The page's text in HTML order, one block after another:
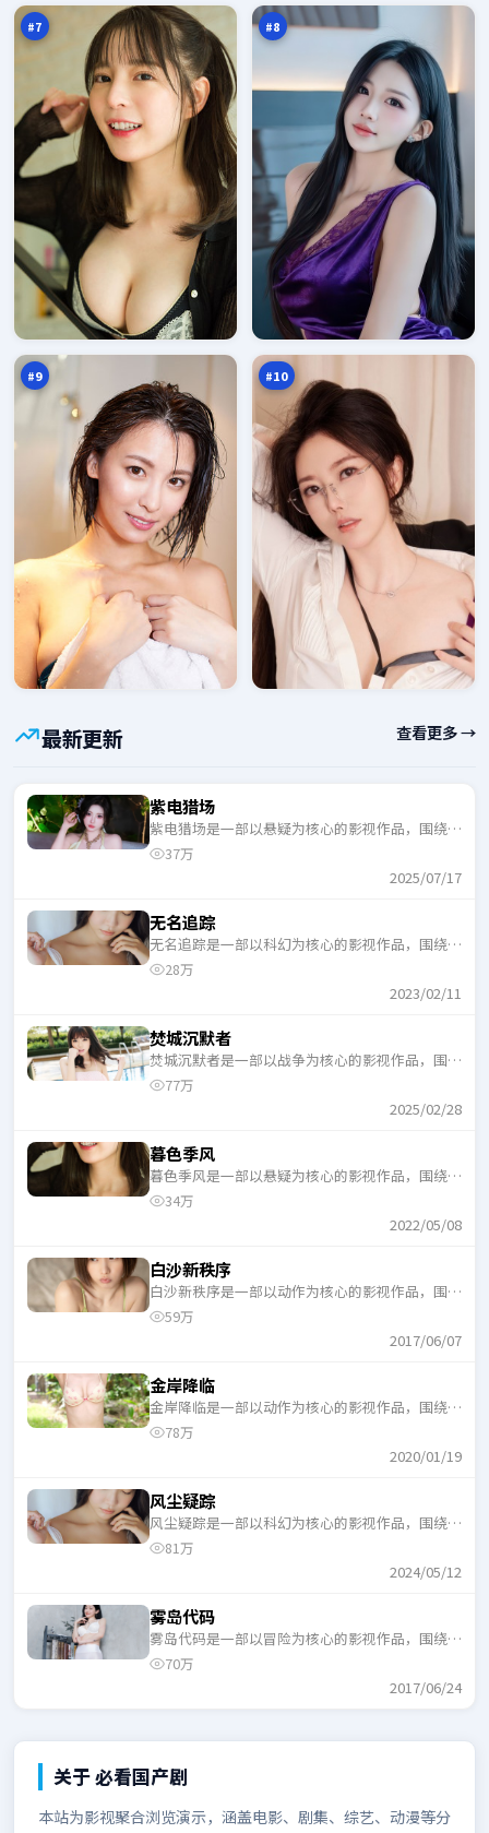
#7 #8
#9
无
玩
家
93
万
#10
金
行
动
92
万
最新更新 查看更多 →
紫电猎场
紫电猎场是一部以悬疑为核心的影视作品，围绕危
机、反转与人物成长展开，整体节奏紧凑，适合一
37万
2025/07/17
无名追踪
无名追踪是一部以科幻为核心的影视作品，围绕危
机、反转与人物成长展开，整体节奏紧凑，适合一
28万
2023/02/11
焚城沉默者
焚城沉默者是一部以战争为核心的影视作品，围绕
危机、反转与人物成长展开，整体节奏紧凑，适合
77万
2025/02/28
暮色季风
暮色季风是一部以悬疑为核心的影视作品，围绕危
机、反转与人物成长展开，整体节奏紧凑，适合一
34万
2022/05/08
白沙新秩序
白沙新秩序是一部以动作为核心的影视作品，围绕
危机、反转与人物成长展开，整体节奏紧凑，适合
59万
2017/06/07
金岸降临
金岸降临是一部以动作为核心的影视作品，围绕危
机、反转与人物成长展开，整体节奏紧凑，适合一
78万
2020/01/19
风尘疑踪
风尘疑踪是一部以科幻为核心的影视作品，围绕危
机、反转与人物成长展开，整体节奏紧凑，适合一
81万
2024/05/12
雾岛代码
雾岛代码是一部以冒险为核心的影视作品，围绕危
机、反转与人物成长展开，整体节奏紧凑，适合一
70万
2017/06/24
关于必看国产剧
本站为影视聚合浏览演示，涵盖电影、剧集、综艺、动漫等分